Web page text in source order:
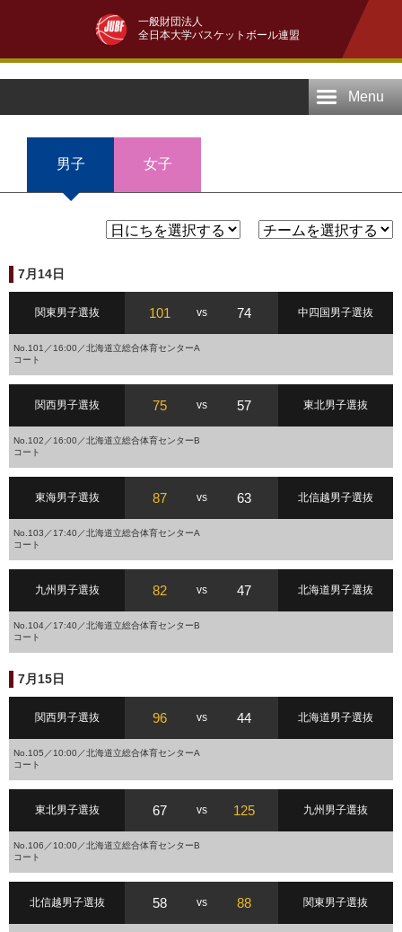
一般財団法人
全日本大学バスケットボール連盟
Menu
男子 女子
7月14日
関東男子選抜 101 vs 74 中四国男子選抜
No.101／16:00／北海道立総合体育センターA
コート
関西男子選抜 75 vs 57 東北男子選抜
No.102／16:00／北海道立総合体育センターB
コート
東海男子選抜 87 vs 63 北信越男子選抜
No.103／17:40／北海道立総合体育センターA
コート
九州男子選抜 82 vs 47 北海道男子選抜
No.104／17:40／北海道立総合体育センターB
コート
7月15日
関西男子選抜 96 vs 44 北海道男子選抜
No.105／10:00／北海道立総合体育センターA
コート
東北男子選抜 67 vs 125 九州男子選抜
No.106／10:00／北海道立総合体育センターB
コート
北信越男子選抜 58 vs 88 関東男子選抜